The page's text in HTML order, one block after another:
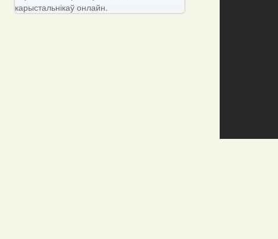
карыстальнікаў онлайн.